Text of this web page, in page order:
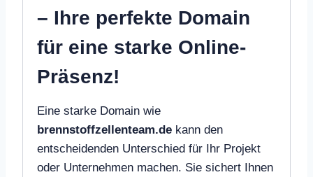
– Ihre perfekte Domain
für eine starke Online-
Präsenz!
Eine starke Domain wie
brennstoffzellenteam.de kann den
entscheidenden Unterschied für Ihr Projekt
oder Unternehmen machen. Sie sichert Ihnen